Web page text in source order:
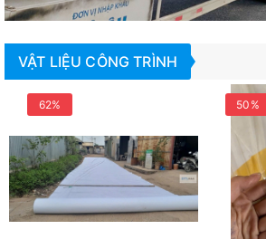
VẬT LIỆU CÔNG TRÌNH
62% 50%